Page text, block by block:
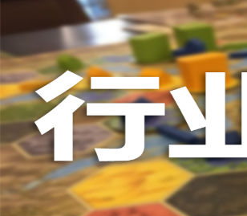
否进入罪恶的回合，鉴于次数有限以
雄在场上存活的时间推移，英雄会变
日记录表，末日记录表上的数字越大
竭尽全力后，仍要凭着压倒性的力量夷平土地。 与罪恶相对应的，是英雄阵营。每
多英雄中（基础是七个，扩展中还有
的能力，也各有侧重，这一点的设计
的危机，英雄的每次行动都需要深思
英雄更是需要不断搜寻装备武装自己
英雄为了目标浴血奋战，然而行动有
战、面对压力的人来说，英雄的阵营
我体验的六局里，只扮演了一次罪恶
游戏，不仅仅是挑战，而是它本身加
实现的艰巨挑战。大家有机会确实值得